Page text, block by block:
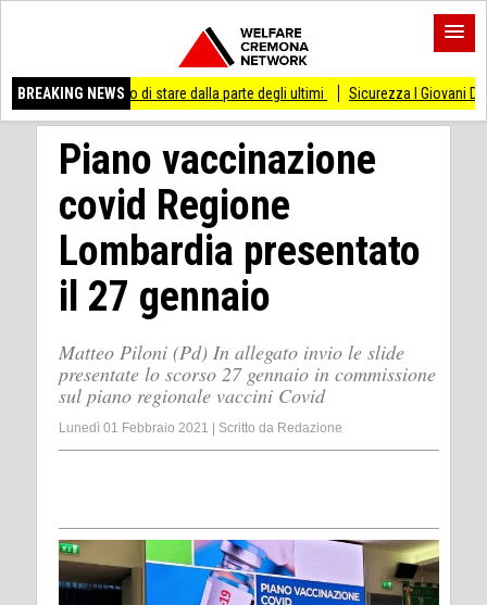
BREAKING NEWS
di stare dalla parte degli ultimi Sicurezza I Giovani Democratici
Piano vaccinazione
covid Regione
Lombardia presentato
il 27 gennaio
Matteo Piloni (Pd) In allegato invio le slide
presentate lo scorso 27 gennaio in commissione
sul piano regionale vaccini Covid
Lunedì 01 Febbraio 2021 Scritto da Redazione